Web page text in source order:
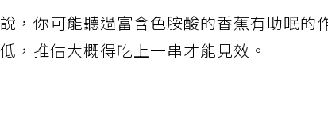
，你可能聽過富含色胺酸的香蕉有助眠的
，推估大概得吃上一串才能見效。